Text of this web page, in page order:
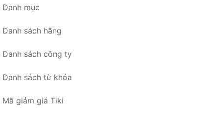
Danh mục
Danh sách hãng
Danh sách công ty
Danh sách từ khóa
Mã giảm giá Tiki